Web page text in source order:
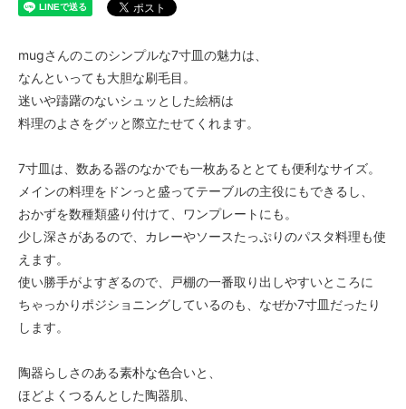
mugさんのこのシンプルな7寸皿の魅力は、
なんといっても大胆な刷毛目。
迷いや躊躇のないシュッとした絵柄は
料理のよさをグッと際立たせてくれます。
7寸皿は、数ある器のなかでも一枚あるととても便利なサイズ。
メインの料理をドンっと盛ってテーブルの主役にもできるし、
おかずを数種類盛り付けて、ワンプレートにも。
少し深さがあるので、カレーやソースたっぷりのパスタ料理も使
えます。
使い勝手がよすぎるので、戸棚の一番取り出しやすいところに
ちゃっかりポジショニングしているのも、なぜか7寸皿だったり
します。
陶器らしさのある素朴な色合いと、
ほどよくつるんとした陶器肌、